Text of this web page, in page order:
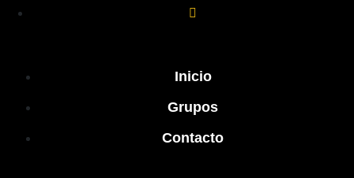
Inicio
Grupos
Contacto